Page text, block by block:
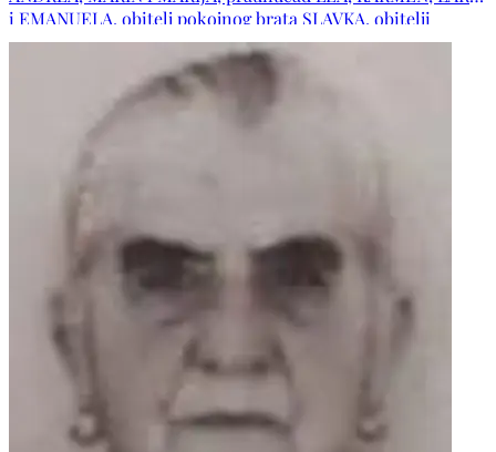
i EMANUELA, obitelj pokojnog brata SLAVKA, obitelji
pokojnih sestara RUŽE i CVIJE, obitelj pokojnog djevera
IVANA, zaova VERA s obitelji, obitelj pokojne zaove DANICE,
obitelji MENALO, LEKO, IVANKOVIĆ, RAIČ, JOVANOVIĆ,
BERAN, ĆOSIĆ te ostala rodbina